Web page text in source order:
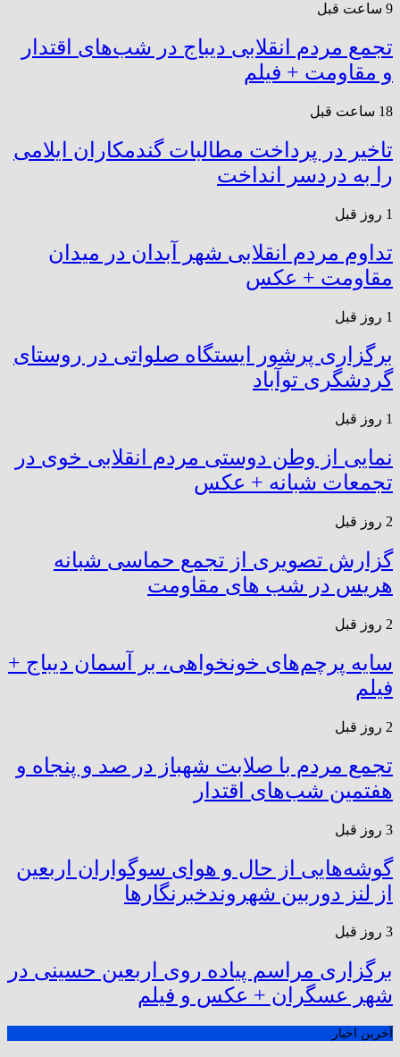
9 ساعت قبل
تجمع مردم انقلابی دیباج در شب‌های اقتدار
و مقاومت + فیلم
18 ساعت قبل
تاخیر در پرداخت مطالبات گندمکاران ایلامی
را به دردسر انداخت
1 روز قبل
تداوم مردم انقلابی شهر آبدان در میدان
مقاومت + عکس
1 روز قبل
برگزاری پرشور ایستگاه صلواتی در روستای
گردشگری توآباد
1 روز قبل
نمایی از وطن دوستی مردم انقلابی خوی در
تجمعات شبانه + عکس
2 روز قبل
گزارش تصویری از تجمع حماسی شبانه
هریس در شب های مقاومت
2 روز قبل
سایه پرچم‌های خونخواهی، بر آسمان دیباج +
فیلم
2 روز قبل
تجمع مردم با صلابت شهباز در صد و پنجاه و
هفتمین شب‌های اقتدار
3 روز قبل
گوشه‌هایی از حال و هوای سوگواران اربعین
از لنز دوربین شهروندخبرنگار‌ها
3 روز قبل
برگزاری مراسم پیاده روی اربعین حسینی در
شهر عسگران + عکس و فیلم
آخرین اخبار